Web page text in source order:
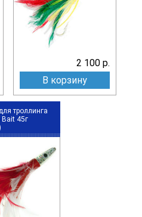
2 100 р.
В корзину
троллинга
Bait 45г